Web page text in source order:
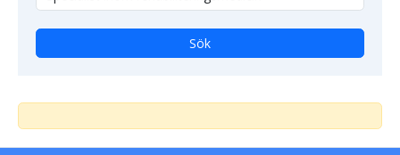
Övrig vårdpersonal
Sök